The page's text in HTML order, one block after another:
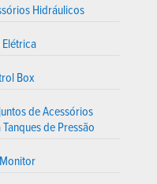
Hidráulicos
Box
de Acessórios
de Pressão